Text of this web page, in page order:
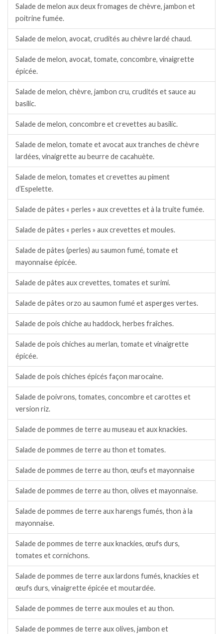
Salade de melon aux deux fromages de chèvre, jambon et
poitrine fumée.
Salade de melon, avocat, crudités au chèvre lardé chaud.
Salade de melon, avocat, tomate, concombre, vinaigrette
épicée.
Salade de melon, chèvre, jambon cru, crudités et sauce au
basilic.
Salade de melon, concombre et crevettes au basilic.
Salade de melon, tomate et avocat aux tranches de chèvre
lardées, vinaigrette au beurre de cacahuète.
Salade de melon, tomates et crevettes au piment
d’Espelette.
Salade de pâtes « perles » aux crevettes et à la truite fumée.
Salade de pâtes « perles » aux crevettes et moules.
Salade de pâtes (perles) au saumon fumé, tomate et
mayonnaise épicée.
Salade de pâtes aux crevettes, tomates et surimi.
Salade de pâtes orzo au saumon fumé et asperges vertes.
Salade de pois chiche au haddock, herbes fraîches.
Salade de pois chiches au merlan, tomate et vinaigrette
épicée.
Salade de pois chiches épicés façon marocaine.
Salade de poivrons, tomates, concombre et carottes et
version riz.
Salade de pommes de terre au museau et aux knackies.
Salade de pommes de terre au thon et tomates.
Salade de pommes de terre au thon, œufs et mayonnaise
Salade de pommes de terre au thon, olives et mayonnaise.
Salade de pommes de terre aux harengs fumés, thon à la
mayonnaise.
Salade de pommes de terre aux knackies, œufs durs,
tomates et cornichons.
Salade de pommes de terre aux lardons fumés, knackies et
œufs durs, vinaigrette épicée et moutardée.
Salade de pommes de terre aux moules et au thon.
Salade de pommes de terre aux olives, jambon et